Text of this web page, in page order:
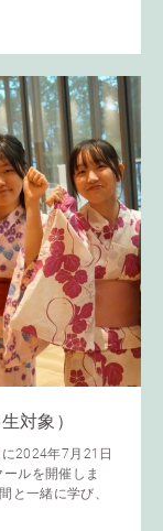
対象）
2024年7月21日
ルを開催しま
と一緒に学び、